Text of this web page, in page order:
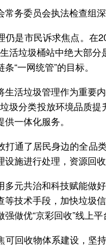
常务委员会执法检查组
仍是市民诉求焦点。在
活垃圾桶站中绝大部
“一网统管”的目标。
生活垃圾管理作为重要
圾分类投放环境品质
一体化服务。
打通了居民身边的全品
施进行处理，资源回收
元共治和科技赋能做
等技术手段，加快垃圾
做优“京彩回收”线上平
可回收物体系建设，坚